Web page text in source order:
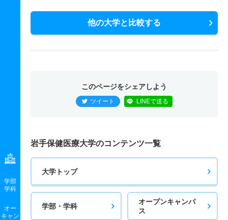
学部
学科
オー
キャン
他の大学と比較する
このページをシェアしよう
ツイート LINEで送る
岩手保健医療大学のコンテンツ一覧
大学トップ
学部・学科
オープンキャンパ
ス